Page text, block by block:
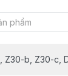
Z30-b, Z30-c,